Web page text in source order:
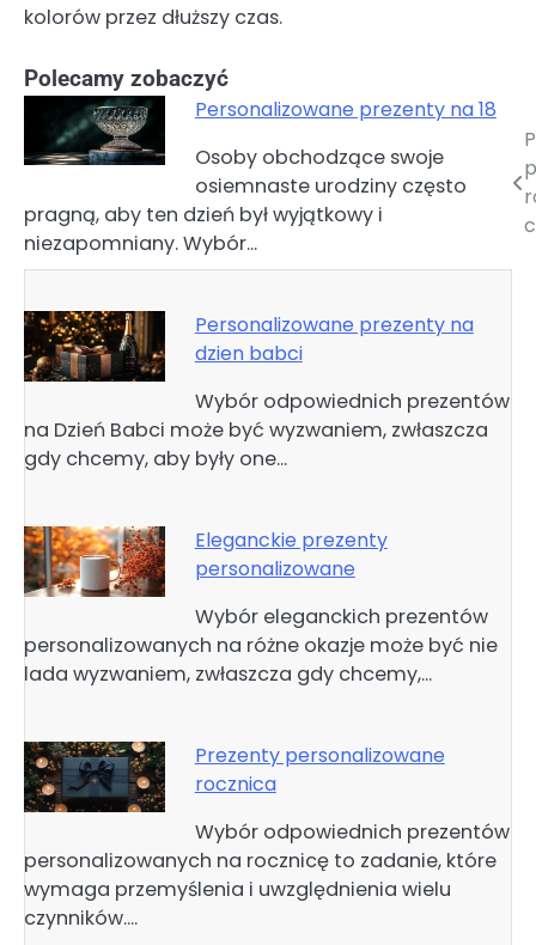
kolorów przez dłuższy czas.
Polecamy zobaczyć
Personalizowane prezenty na 18
Osoby obchodzące swoje
osiemnaste urodziny często
pragną, aby ten dzień był wyjątkowy i
niezapomniany. Wybór…
Personalizowane prezenty na
dzien babci
Wybór odpowiednich prezentów
na Dzień Babci może być wyzwaniem, zwłaszcza
gdy chcemy, aby były one…
Eleganckie prezenty
personalizowane
Wybór eleganckich prezentów
personalizowanych na różne okazje może być nie
lada wyzwaniem, zwłaszcza gdy chcemy,…
Prezenty personalizowane
rocznica
Wybór odpowiednich prezentów
personalizowanych na rocznicę to zadanie, które
wymaga przemyślenia i uwzględnienia wielu
czynników.…
Nawigacja